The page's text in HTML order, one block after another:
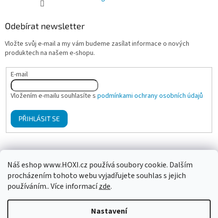
Náš eshop www.HOXI.cz používá soubory cookie. Dalším
procházením tohoto webu vyjadřujete souhlas s jejich
používáním.. Více informacízde.
Nastavení
Odebírat newsletter
Vložte svůj e-mail a my vám budeme zasílat informace o nových
produktech na našem e-shopu.
E-mail
Vložením e-mailu souhlasíte s podmínkami ochrany osobních údajů
PŘIHLÁSIT SE